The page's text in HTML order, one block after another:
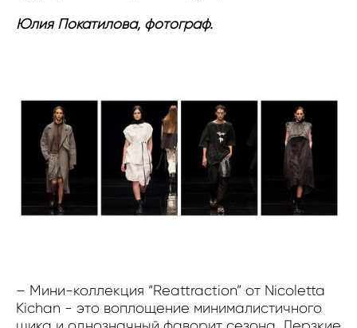
Юлия Покатилова, фотограф.
– Мини-коллекция “Reattraction” от Nicoletta
Kichan - это воплощение минималистичного